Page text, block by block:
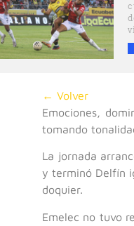
← Volver
Emociones,
tomando
La jornada
y terminó Delfín
doquier.
Emelec no tuvo